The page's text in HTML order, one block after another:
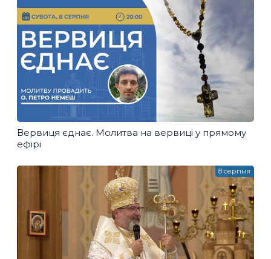
Вервиця єднає. Молитва на вервиці у прямому
ефірі
8 серпня